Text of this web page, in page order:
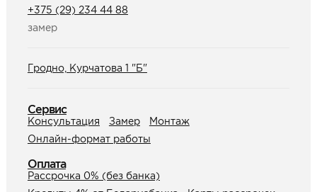
+375 (29) 234 44 88
замер
Гродно, Курчатова 1 "Б"
Сервис
Консультация Замер
Монтаж
Онлайн-формат работы
Оплата
Рассрочка 0% (без банка)